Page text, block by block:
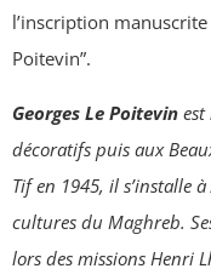
l’inscription manuscrite
Poitevin”.
Georges Le Poitevin est
décoratifs puis aux
Tif en 1945, il s’installe
cultures du Maghreb.
lors des missions Henri